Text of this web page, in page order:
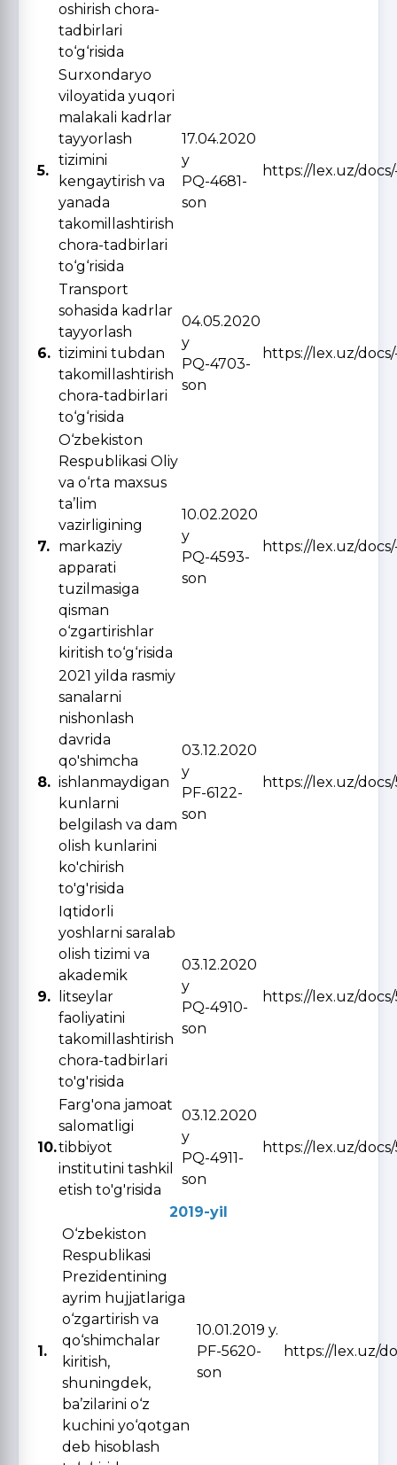
oshirish chora-
tadbirlari
to‘g‘risida
5.
Surxondaryo
viloyatida yuqori
malakali kadrlar
tayyorlash
tizimini
kengaytirish va
yanada
takomillashtirish
chora-tadbirlari
to‘g‘risida
17.04.2020
y
PQ-4681-
son
https://lex.uz/
6.
Transport
sohasida kadrlar
tayyorlash
tizimini tubdan
takomillashtirish
chora-tadbirlari
to‘g‘risida
04.05.2020
y
PQ-4703-
son
https://lex.uz/
7.
O‘zbekiston
Respublikasi Oliy
va o‘rta maxsus
ta’lim
vazirligining
markaziy
apparati
tuzilmasiga
qisman
o‘zgartirishlar
kiritish to‘g‘risida
10.02.2020
y
PQ-4593-
son
https://lex.uz/
8.
2021 yilda rasmiy
sanalarni
nishonlash
davrida
qo'shimcha
ishlanmaydigan
kunlarni
belgilash va dam
olish kunlarini
ko'chirish
to'g'risida
03.12.2020
y
PF-6122-
son
https://lex.uz/docs/
9.
Iqtidorli
yoshlarni saralab
olish tizimi va
akademik
litseylar
faoliyatini
takomillashtirish
chora-tadbirlari
to'g'risida
03.12.2020
y
PQ-4910-
son
https://lex.uz/docs/
10.
Farg'ona jamoat
salomatligi
tibbiyot
institutini tashkil
etish to'g'risida
03.12.2020
y
PQ-4911-
son
https://lex.uz/docs/
2019-yil
1.
O‘zbekiston
Respublikasi
Prezidentining
ayrim hujjatlariga
o‘zgartirish va
qo‘shimchalar
kiritish,
shuningdek,
ba’zilarini o‘z
kuchini yo‘qotgan
deb hisoblash
10.01.2019 y.
PF-5620-
son
https://lex.uz/